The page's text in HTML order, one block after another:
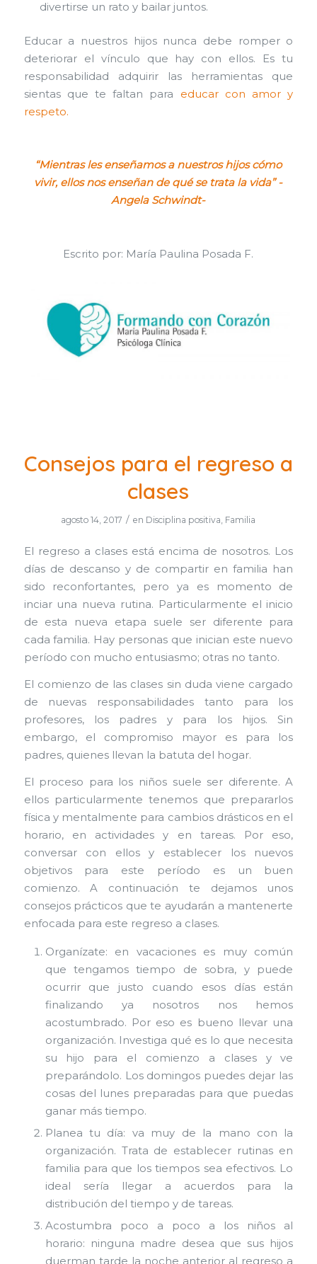
divertirse un rato y bailar juntos.
Educar a nuestros hijos nunca debe romper o
deteriorar el vínculo que hay con ellos. Es tu
responsabilidad adquirir las herramientas que
sientas que te faltan para educar con amor y
respeto.
“Mientras les enseñamos a nuestros hijos cómo
vivir, ellos nos enseñan de quése trata la vida” -
Angela Schwindt-
Escrito por: María Paulina Posada F.
Consejos para el regreso a
clases
agosto 14, 2017 / en Disciplina positiva Familia
El regreso a clases está encima de nosotros. Los
días de descanso y de compartir en familia han
sido reconfortantes, pero ya es momento de
inciar una nueva rutina. Particularmente el inicio
de esta nueva etapa suele ser diferente para
cada familia. Hay personas que inician este nuevo
período con mucho entusiasmo; otras no tanto.
El comienzo de las clases sin duda viene cargado
de nuevas responsabilidades tanto para los
profesores, los padres y para los hijos. Sin
embargo, el compromiso mayor es para los
padres, quienes llevan la batuta del hogar.
El proceso para los niños suele ser diferente. A
ellos particularmente tenemos que prepararlos
física y mentalmente para cambios drásticos en el
horario, en actividades y en tareas. Por eso,
conversar con ellos y establecer los nuevos
objetivos para este período es un buen
comienzo. A continuación te dejamos unos
consejos prácticos que te ayudarán a mantenerte
enfocada para este regreso a clases.
Organízate: en vacaciones es muy común
que tengamos tiempo de sobra, y puede
ocurrir que justo cuando esos días están
finalizando ya nosotros nos hemos
acostumbrado. Por eso es bueno llevar una
organización. Investiga qué es lo que necesita
su hijo para el comienzo a clases y ve
preparándolo. Los domingos puedes dejar las
cosas del lunes preparadas para que puedas
ganar más tiempo.
Planea tu día: va muy de la mano con la
organización. Trata de establecer rutinas en
familia para que los tiempos sea efectivos. Lo
ideal sería llegar a acuerdos para la
distribución del tiempo y de tareas.
Acostumbra poco a poco a los niños al
horario: ninguna madre desea que sus hijos